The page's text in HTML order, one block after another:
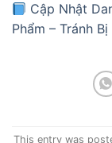
Cập Nhật
Phẩm – Tránh
This entry was